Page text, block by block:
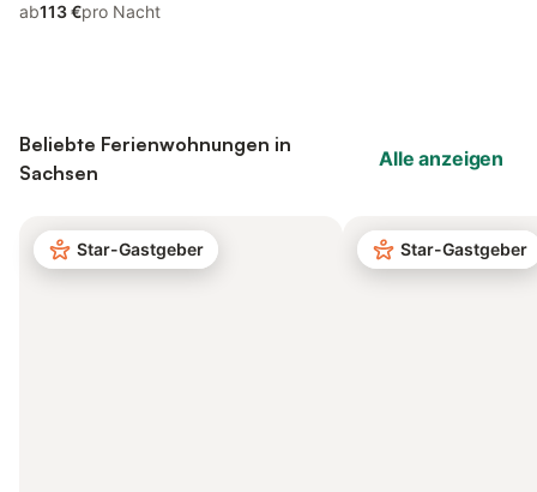
ab113 €pro Nacht
Beliebte Ferienwohnungen in
Sachsen
Alle anzeigen
Star-Gastgeber Star-Gastgeber